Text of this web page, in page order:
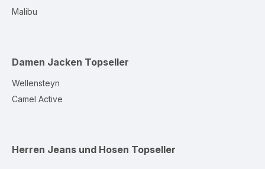
Malibu
Damen Jacken Topseller
Wellensteyn
Camel Active
Herren Jeans und Hosen Topseller